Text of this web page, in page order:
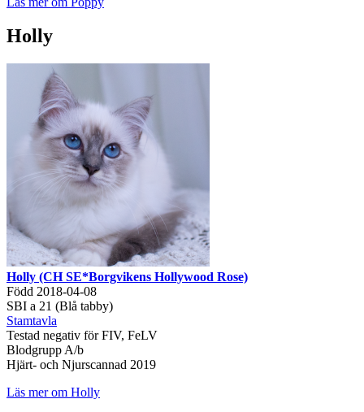
Holly
Holly (CH SE*Borgvikens Hollywood Rose)
Född 2018-04-08
SBI a 21 (Blå tabby)
Stamtavla
Testad negativ för FIV, FeLV
Blodgrupp A/b
Hjärt- och Njurscannad 2019
Läs mer om Holly